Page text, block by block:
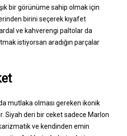
bir görünüme sahip olmak için
birini seçerek kıyafet
ve kahverengi paltolar da
istiyorsan aradığın parçalar
mutlaka olması gereken ikonik
Siyah deri bir ceket sadece Marlon
ve kendinden emin